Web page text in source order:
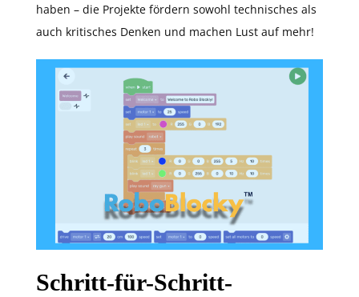
haben – die Projekte fördern sowohl technisches als
auch kritisches Denken und machen Lust auf mehr!
Schritt-für-Schritt-